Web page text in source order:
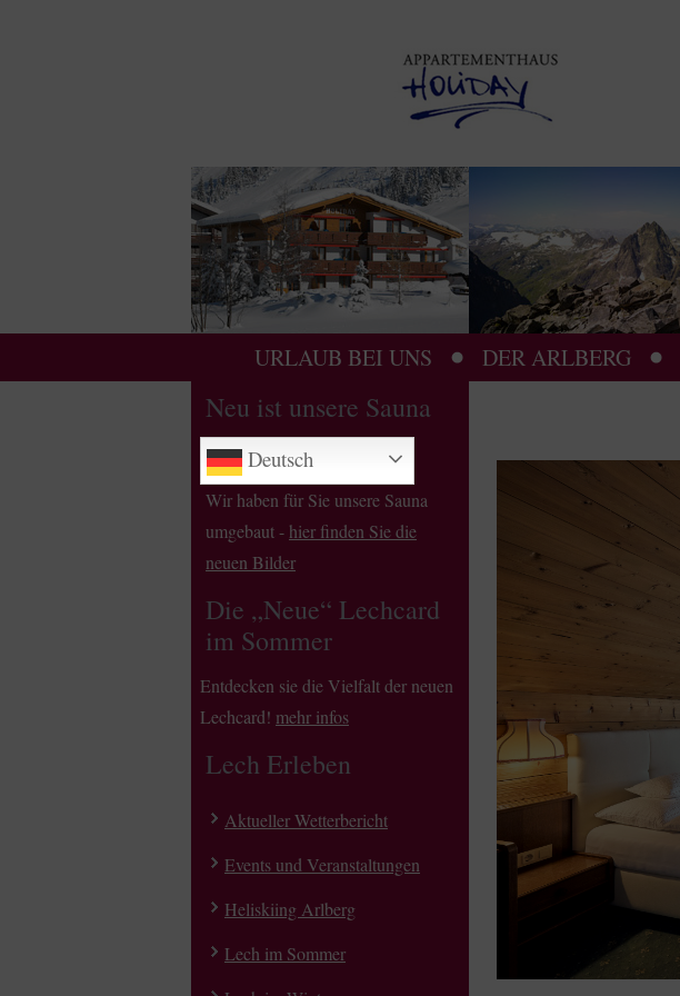
URLAUB BEI UNS DER ARLBERG
Neu ist unsere Sauna
Deutsch
Wir haben für Sie unsere Sauna
umgebaut - hier finden Sie die
neuen Bilder
Die „Neue“ Lechcard
im Sommer
Entdecken sie die Vielfalt der neuen
Lechcard! mehr infos
Lech Erleben
Aktueller Wetterbericht
Events und Veranstaltungen
Heliskiing Arlberg
Lech im Sommer